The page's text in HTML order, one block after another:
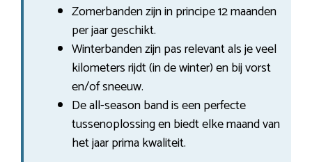
Zomerbanden zijn in principe 12 maanden
per jaar geschikt.
Winterbanden zijn pas relevant als je veel
kilometers rijdt (in de winter) en bij vorst
en/of sneeuw.
De all-season band is een perfecte
tussenoplossing en biedt elke maand van
het jaar prima kwaliteit.